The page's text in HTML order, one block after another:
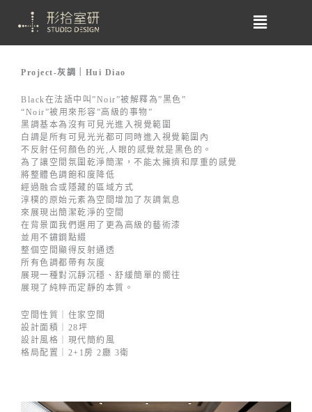
Project-灰調｜Hui Diao
Black在法語中叫”Noir”被解釋為”黑色”
“Noir”被用來形容”高級的事物”
黑調基本為沒有可見光進入視覺範圍
白調是所有可見光光都可同時進入視覺範圍內
不反射任何顏色的光,人眼的感覺就是黑色的。
為了讓空間氛圍乾淨簡潔，不能太擁擠和厚重的感覺
將整體色調飽和度降低
經過融合或隱藏的區域方式
淳樸的原始元素為空間增加了灰調氣息
來展現出簡潔乾淨的空間
在背景面我們選用了更為高級的藝術漆
並用不鏽鋼點綴
整個空間顯得反射通透
所有色調都帶有灰度
展現一種對沉靜沉穩、舒緩簡單的嚮往
展現了純粹而定靜的本質。
空間性質｜住家空間
設計面積｜28坪
設計風格｜現代簡約風
格局配置｜2+1房 2廳 3衛